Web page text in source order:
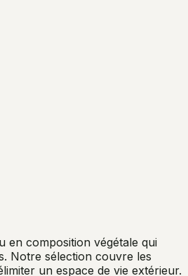
en composition végétale qui
Notre sélection couvre les
un espace de vie extérieur.